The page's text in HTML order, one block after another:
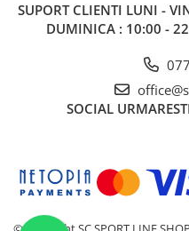
SUPORT CLIENTI LUNI -
DUMINICA : 10:00 -
SOCIAL